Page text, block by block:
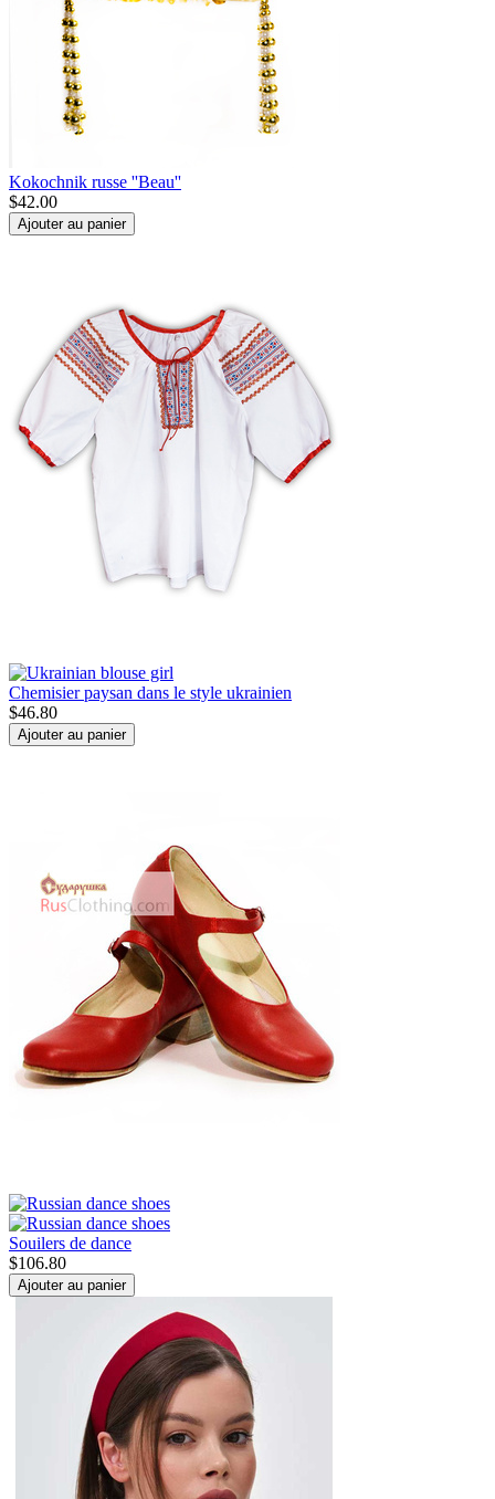
Kokochnik russe ''Beau''
$42.00
Ajouter au panier
Chemisier paysan dans le style ukrainien
$46.80
Ajouter au panier
Souilers de dance
$106.80
Ajouter au panier